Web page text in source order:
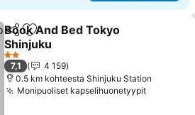
Jaa Lisää suosikkeihin
Book And Bed Tokyo
Shinjuku
Katso hinnat
2 Tähtiluokitus
7,1
4 159
0.5 km kohteesta Shinjuku Station
Monipuoliset kapselihuonetyypitKatso